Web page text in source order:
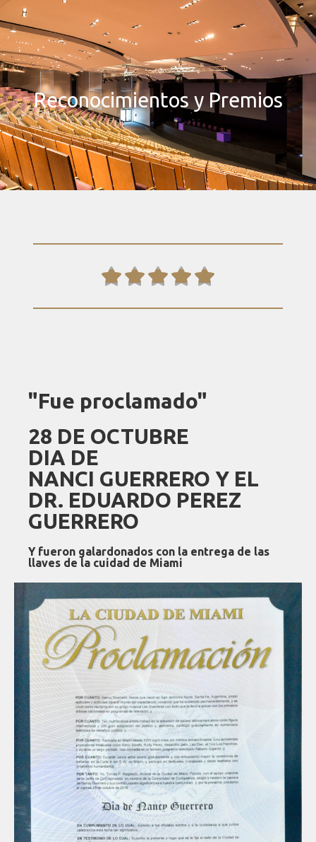
Reconocimientos y Premios

"Fue proclamado"
28 DE OCTUBRE
DIA DE
NANCI GUERRERO Y EL
DR. EDUARDO PEREZ
GUERRERO
Y fueron galardonados con la entrega de las
llaves de la cuidad de Miami